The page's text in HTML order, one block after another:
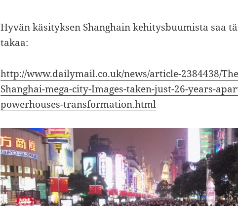
Hyvän käsityksen Shanghain kehitysbuumista saa
takaa:
http://www.dailymail.co.uk/news/article-2384438/
Shanghai-mega-city-Images-taken-just-26-years-
powerhouses-transformation.html